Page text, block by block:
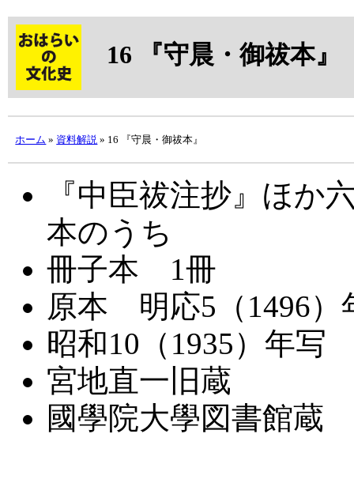
16 『守晨・御祓本』
ホーム » 資料解説 » 16 『守晨・御祓本』
『中臣祓注抄』ほか
本のうち
冊子本 1冊
原本 明応5（1496）
昭和10（1935）年写
宮地直一旧蔵
國學院大學図書館蔵